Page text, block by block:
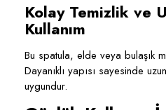
Kolay Temizlik ve
Kullanım
Bu spatula, elde veya bulaşık
Dayanıklı yapısı sayesinde
uygundur.